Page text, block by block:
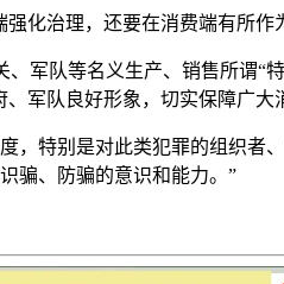
化治理，还要在消费端有所
军队等名义生产、销售所谓“
军队良好形象，切实保障广大
，特别是对此类犯罪的组织者
骗、防骗的意识和能力。”